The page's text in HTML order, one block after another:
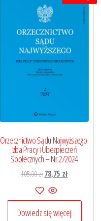
Orzecznictwo Sądu Najwyższego.
Izba Pracy i Ubezpieczeń
Społecznych – Nr 2/2024
105,00złPierwotna
cena
wynosiła:
105,00 zł.
78,75 złAktualna
78,75 zł.
Dowiedz się więcej